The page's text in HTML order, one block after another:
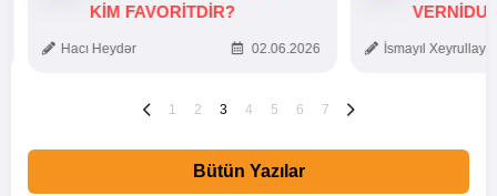
KIM FAVORITDIR?
Hacı Heydər 02.06.2026 İsmayıl
1 2 3 4 5 6 7
Bütün Yazılar